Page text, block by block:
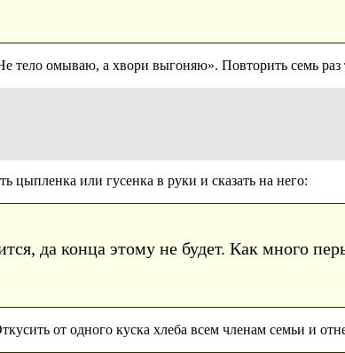
омываю, а хвори выгоняю». Повторить семь раз
или гусенка в руки и сказать на него:
да конца этому не будет. Как много
от одного куска хлеба всем членам семьи и